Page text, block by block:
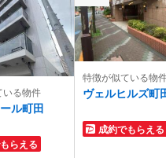
いる物件
ル町田
らえる
特徴が似ている物
ヴェルヒルズ町
成約でもらえる